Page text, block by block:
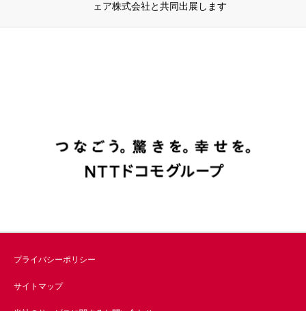
ェア株式会社と共同出展します
プライバシーポリシー
サイトマップ